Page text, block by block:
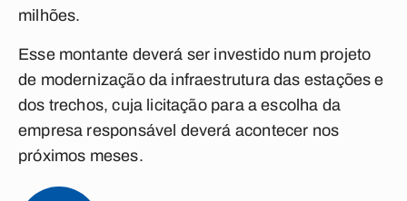
milhões.
Esse montante deverá ser investido num projeto
de modernização da infraestrutura das estações e
dos trechos, cuja licitação para a escolha da
empresa responsável deverá acontecer nos
próximos meses.